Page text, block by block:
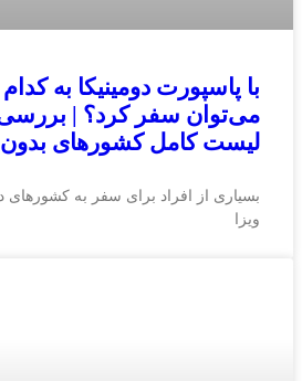
با پاسپورت دومینیکا به
می‌توان سفر کرد؟ | بررسی
لیست کامل کشورهای بدون
بسیاری از افراد برای سفر به کشورهای
ویزا